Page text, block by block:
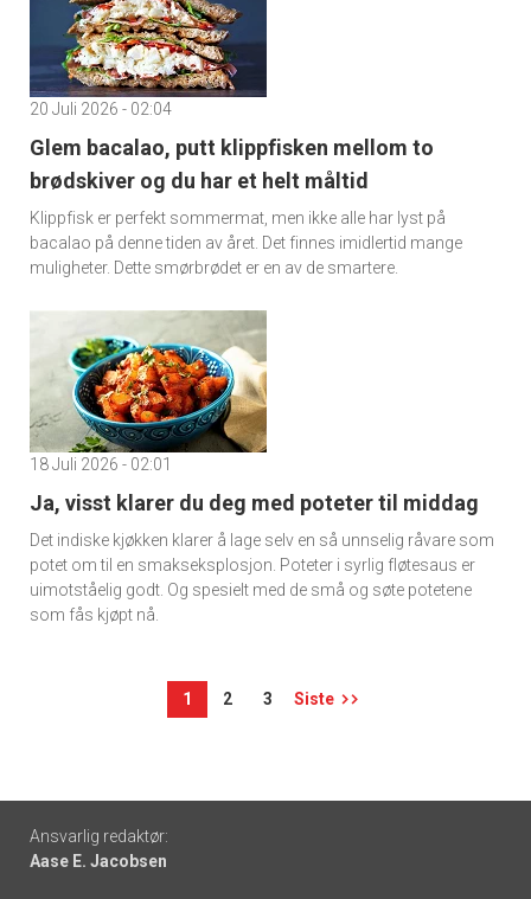
20 Juli 2026 - 02:04
Glem bacalao, putt klippfisken mellom to
brødskiver og du har et helt måltid
Klippfisk er perfekt sommermat, men ikke alle har lyst på
bacalao på denne tiden av året. Det finnes imidlertid mange
muligheter. Dette smørbrødet er en av de smartere.
18 Juli 2026 - 02:01
Ja, visst klarer du deg med poteter til middag
Det indiske kjøkken klarer å lage selv en så unnselig råvare som
potet om til en smakseksplosjon. Poteter i syrlig fløtesaus er
uimotståelig godt. Og spesielt med de små og søte potetene
som fås kjøpt nå.
1 2 3 Siste
Footer
-
Ansvarlig redaktør:
Aase E. Jacobsen